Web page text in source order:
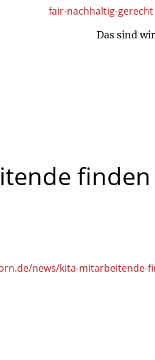
Das sind
fair-nachhaltig-gerecht
finden
news/kita-mitarbeitende-